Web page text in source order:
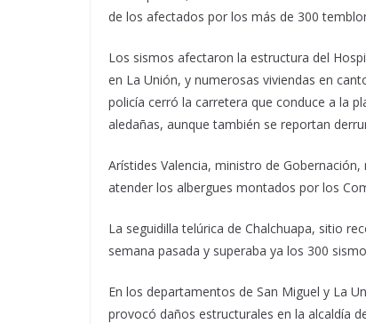
de los afectados por los más de 300
Los sismos afectaron la estructura del
en La Unión, y numerosas viviendas en
policía cerró la carretera que conduce a la
aledañas, aunque también se reportan
Arístides Valencia, ministro de
atender los albergues montados por los
La seguidilla telúrica de Chalchuapa, sitio
semana pasada y superaba ya los 300
En los departamentos de San Miguel y La
provocó daños estructurales en la alcaldía